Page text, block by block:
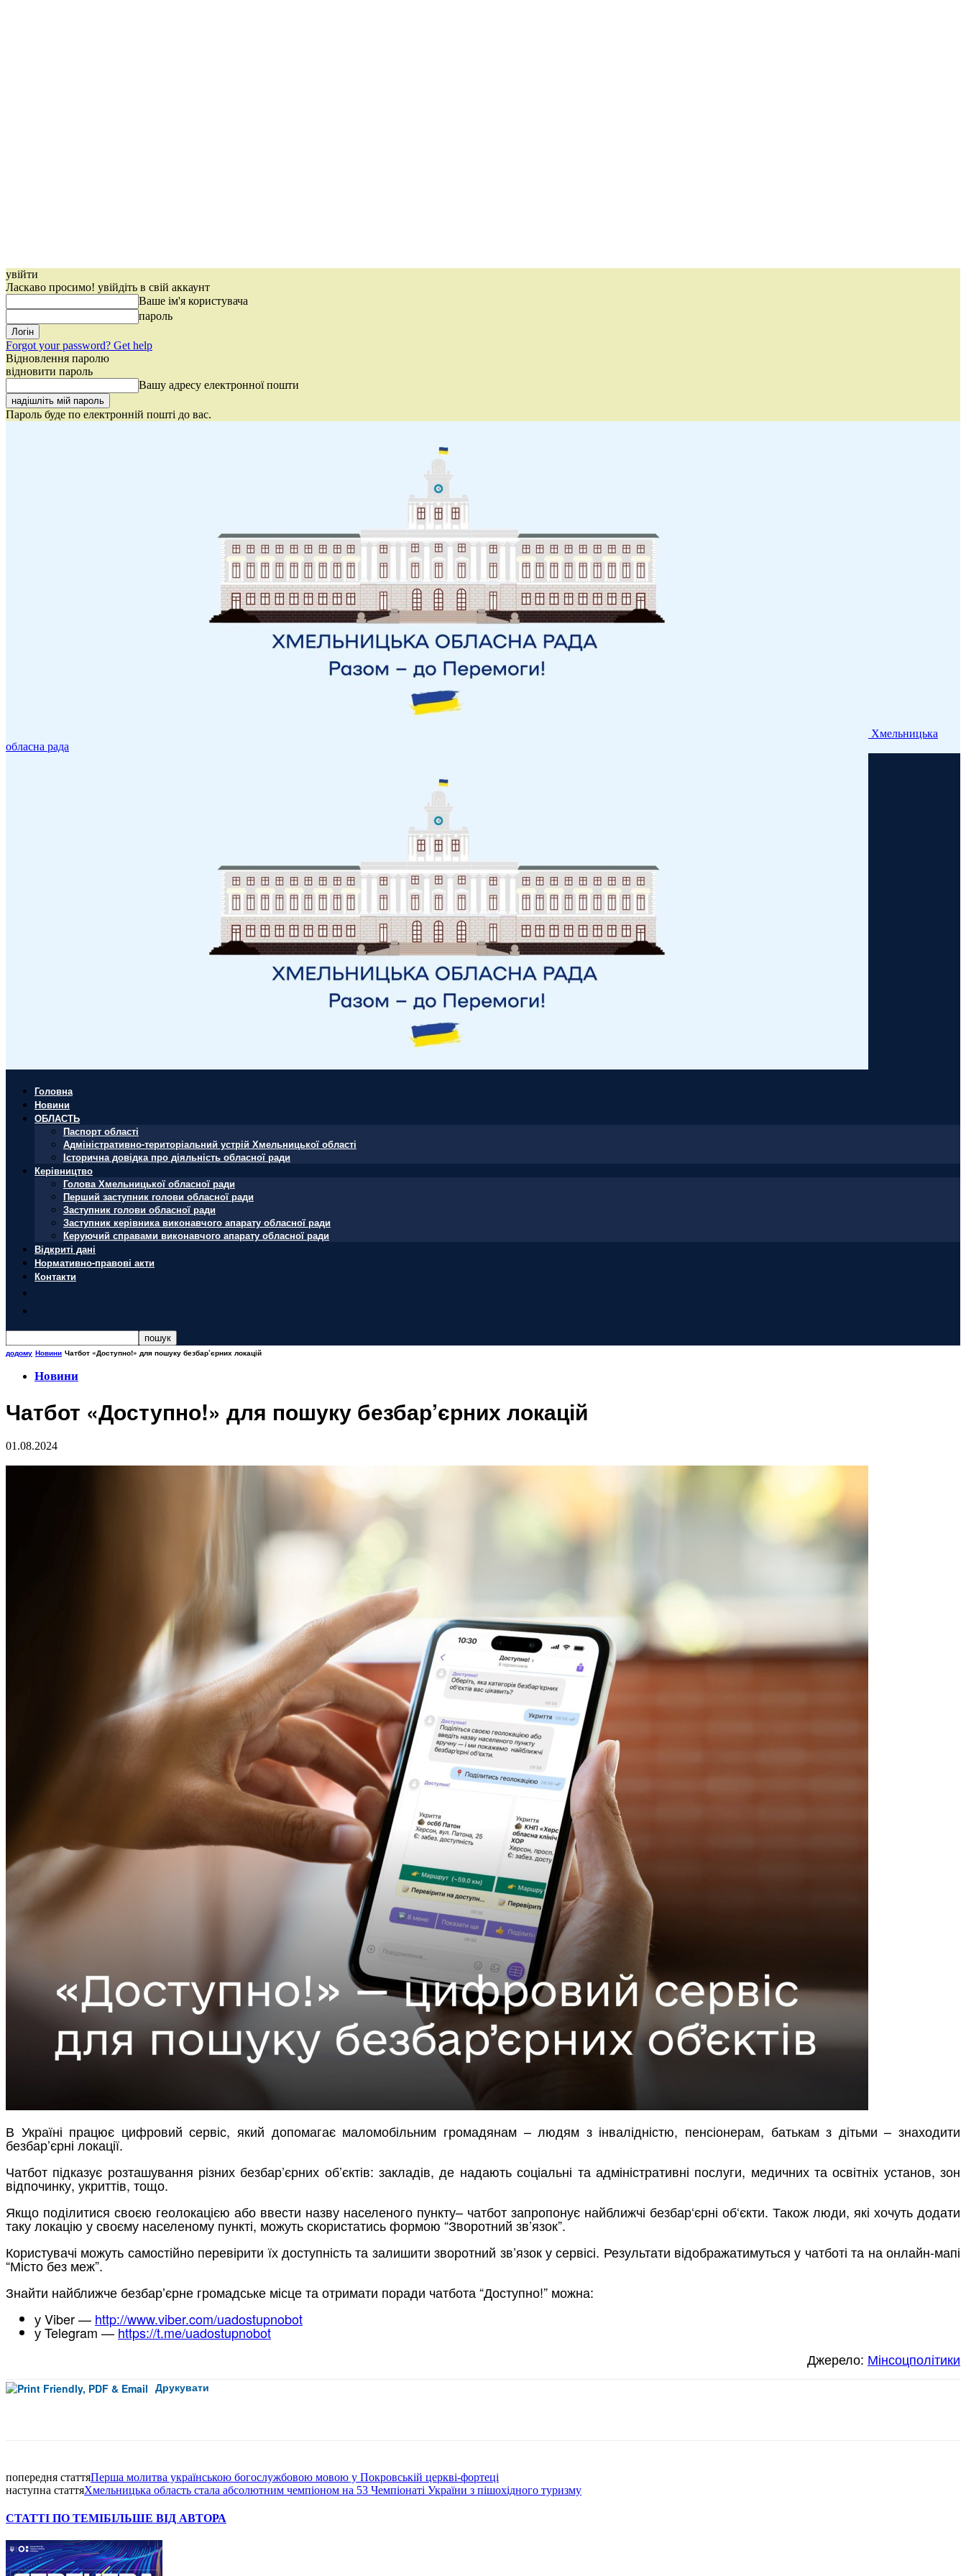
увійти
Ласкаво просимо! увійдіть в свій аккаунт
Ваше ім'я користувача
пароль
Forgot your password? Get help
Відновлення паролю
відновити пароль
Вашу адресу електронної пошти
Пароль буде по електронній пошті до вас.
Хмельницька
обласна рада
Головна
Новини
ОБЛАСТЬ
Паспорт області
Адміністративно-територіальний устрій Хмельницької області
Історична довідка про діяльність обласної ради
Керівництво
Голова Хмельницької обласної ради
Перший заступник голови обласної ради
Заступник голови обласної ради
Заступник керівника виконавчого апарату обласної ради
Керуючий справами виконавчого апарату обласної ради
Відкриті дані
Нормативно-правові акти
Контакти
додому Новини Чатбот «Доступно!» для пошуку безбар’єрних локацій
Новини
Чатбот «Доступно!» для пошуку безбар’єрних локацій
01.08.2024
В Україні працює цифровий сервіс, який допомагає маломобільним громадянам – людям з інвалідністю, пенсіонерам, батькам з дітьми – знаходити
безбар’єрні локації.
Чатбот підказує розташування різних безбар’єрних об’єктів: закладів, де надають соціальні та адміністративні послуги, медичних та освітніх установ, зон
відпочинку, укриттів, тощо.
Якщо поділитися своєю геолокацією або ввести назву населеного пункту– чатбот запропонує найближчі безбар‘єрні об‘єкти. Також люди, які хочуть додати
таку локацію у своєму населеному пункті, можуть скористатись формою “Зворотний зв’язок”.
Користувачі можуть самостійно перевірити їх доступність та залишити зворотний зв’язок у сервісі. Результати відображатимуться у чатботі та на онлайн-мапі
“Місто без меж”.
Знайти найближче безбарʼєрне громадське місце та отримати поради чатбота “Доступно!” можна:
у Viber — http://www.viber.com/uadostupnobot
у Telegram —https://t.me/uadostupnobot
Джерело: Мінсоцполітики
Друкувати
попередня статтяПерша молитва українською богослужбовою мовою у Покровській церкві-фортеці
наступна статтяХмельницька область стала абсолютним чемпіоном на 53 Чемпіонаті України з пішохідного туризму
СТАТТІ ПО ТЕМІБІЛЬШЕ ВІД АВТОРА